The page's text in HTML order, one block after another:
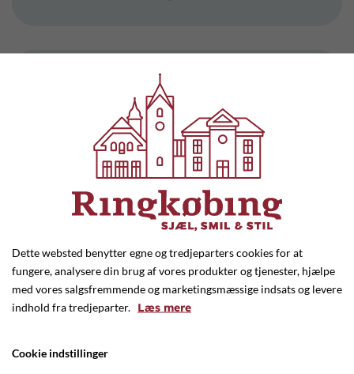
Ejvinds bageri
Nygade 21, Ringkøbing
97 31 11 14
info@ejvinds.dk
Dette websted benytter egne og tredjeparters cookies for at
fungere, analysere din brug af vores produkter og tjenester, hjælpe
med vores salgsfremmende og marketingsmæssige indsats og levere
indhold fra tredjeparter. Læs mere
Cookie indstillinger